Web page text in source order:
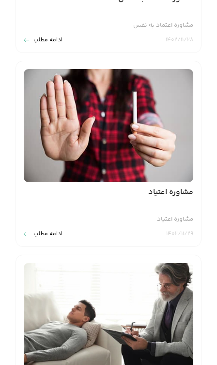
مشاوره اعتماد به نفس
۱۴۰۲/۱۱/۲۸ ادامه مطلب
مشاوره اعتیاد
مشاوره اعتیاد
۱۴۰۲/۱۱/۲۹ ادامه مطلب